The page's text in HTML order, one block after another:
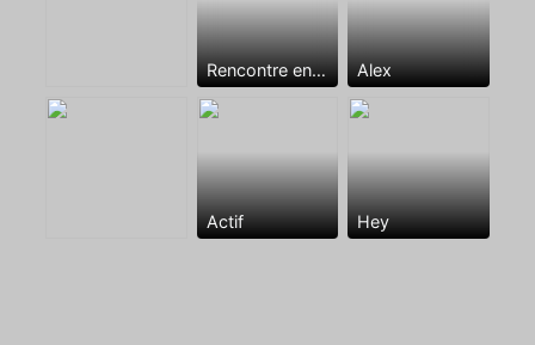
Rencontre entre mecs Alex
Actif Hey